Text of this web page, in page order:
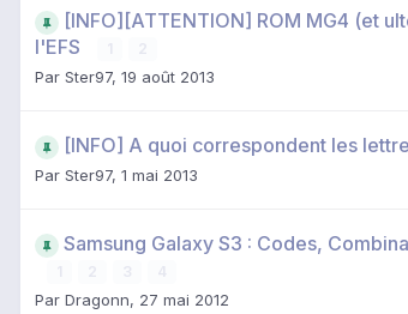
[INFO][ATTENTION] ROM MG4 (et
l'EFS
Par Ster97, 19 août 2013
[INFO] A quoi correspondent les
Par Ster97, 1 mai 2013
Samsung Galaxy S3 : Codes,
Par Dragonn, 27 mai 2012